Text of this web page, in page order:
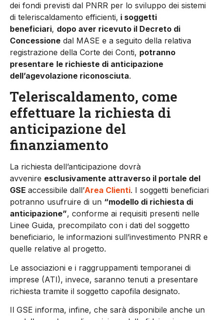
dei fondi previsti dal PNRR per lo sviluppo dei sistemi
di teleriscaldamento efficienti, i soggetti
beneficiari, dopo aver ricevuto il Decreto di
Concessione dal MASE e a seguito della relativa
registrazione della Corte dei Conti, potranno
presentare le richieste di anticipazione
dell’agevolazione riconosciuta.
Teleriscaldamento, come
effettuare la richiesta di
anticipazione del
finanziamento
La richiesta dell’anticipazione dovrà
avvenire esclusivamente attraverso il portale del
GSE accessibile dall’Area Clienti. I soggetti beneficiari
potranno usufruire di un “modello di richiesta di
anticipazione”, conforme ai requisiti presenti nelle
Linee Guida, precompilato con i dati del soggetto
beneficiario, le informazioni sull’investimento PNRR e
quelle relative al progetto.
Le associazioni e i raggruppamenti temporanei di
imprese (ATI), invece, saranno tenuti a presentare
richiesta tramite il soggetto capofila designato.
Il GSE informa, infine, che sarà disponibile anche un